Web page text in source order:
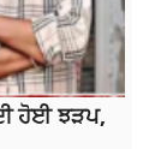
ਹੋਈ ਝੜਪ,